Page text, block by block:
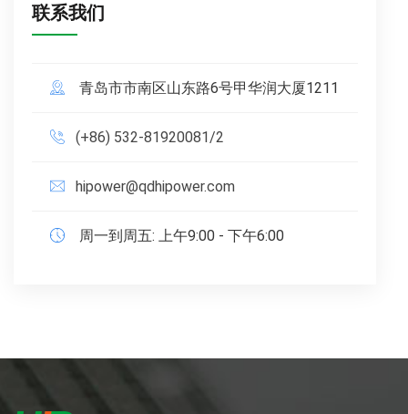
联系我们
青岛市市南区山东路6号甲华润大厦1211
(+86) 532-81920081/2
hipower@qdhipower.com
周一到周五: 上午9:00 - 下午6:00